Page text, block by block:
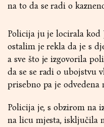
na to da se radi o
Policija ju je locirala kod
ostalim je rekla da je s
a sve što je izgovorila
da se se radi o ubojstvu
prisebno pa je
Policija je, s obzirom na
na licu mjesta, isključila